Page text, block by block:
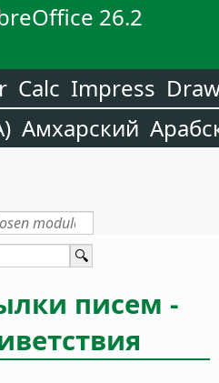
26.2
Calc Impress
Амхарский
писем -